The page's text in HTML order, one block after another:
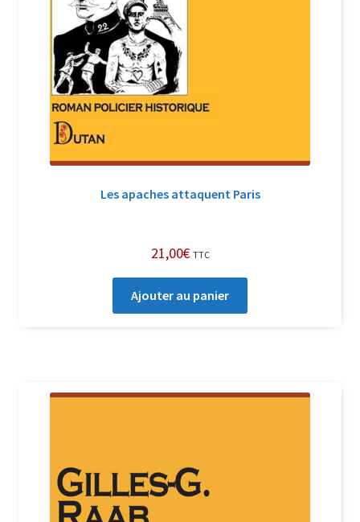
Suivi de la Commande
Les apaches attaquent Paris
21,00€ TTC
Ajouter au panier